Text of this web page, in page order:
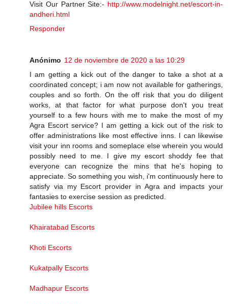
Visit Our Partner Site:- http://www.modelnight.net/escort-in-
andheri.html
Responder
Anónimo 12 de noviembre de 2020 a las 10:29
I am getting a kick out of the danger to take a shot at a
coordinated concept; i am now not available for gatherings,
couples and so forth. On the off risk that you do diligent
works, at that factor for what purpose don't you treat
yourself to a few hours with me to make the most of my
Agra Escort service? I am getting a kick out of the risk to
offer administrations like most effective inns. I can likewise
visit your inn rooms and someplace else wherein you would
possibly need to me. I give my escort shoddy fee that
everyone can recognize the mins that he's hoping to
appreciate. So something you wish, i'm continuously here to
satisfy via my Escort provider in Agra and impacts your
fantasies to exercise session as predicted.
Jubilee hills Escorts
Khairatabad Escorts
Khoti Escorts
Kukatpally Escorts
Madhapur Escorts